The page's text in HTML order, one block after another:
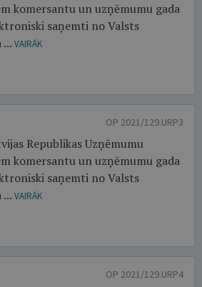
komersantu un uzņēmumu gada
saņemti no Valsts
VAIRĀK
OP 2021/129.URP3
Republikas Uzņēmumu
komersantu un uzņēmumu gada
saņemti no Valsts
VAIRĀK
OP 2021/129.URP4